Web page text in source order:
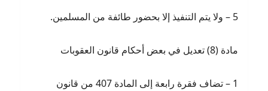
5 – ولا يتم التنفيذ إلا بحضور طائفة من المسلمين.
مادة (8) تعديل في بعض أحكام قانون العقوبات
1 – تضاف فقرة رابعة إلى المادة 407 من قانون